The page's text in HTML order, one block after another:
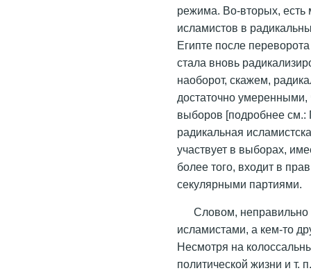
режима. Во-вторых, есть
исламистов в
Египте после
стала вновь
наоборот, скажем,
достаточно умеренными,
выборов [подробнее см.:
радикальная
участвует в выборах,
более того, входит в
секулярными партиями.
Словом, неправильно
исламистами, а кем-то
Несмотря на
политической жизни и т.